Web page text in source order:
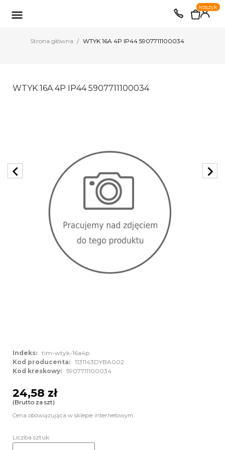
EUR PLN

0
koszyk
Strona główna WTYK 16A 4P IP44 5907711100034
WTYK 16A 4P IP44 5907711100034
chevron_left chevron_right
Indeks: tim-wtyk-16a4p
Kod producenta: 1131143DYBA002
Kod kreskowy: 5907711100034
24,58 zł
(Brutto za szt)
Cena obowiązująca w sklepie internetowym.
Liczba sztuk: